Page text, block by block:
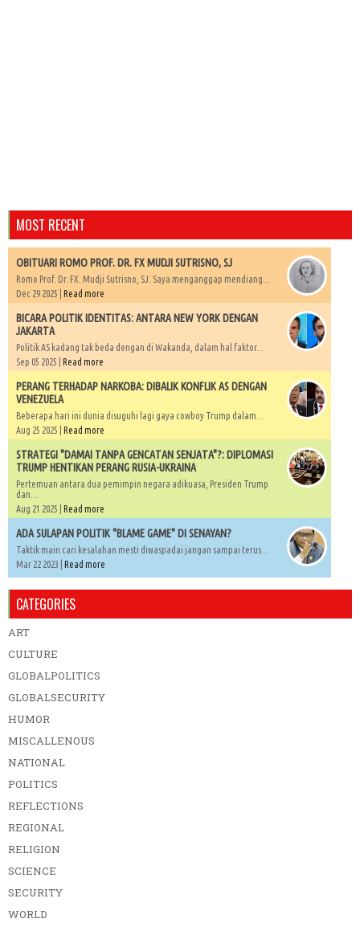
MOST RECENT
OBITUARI ROMO PROF. DR. FX MUDJI SUTRISNO, SJ
Romo Prof. Dr. FX. Mudji Sutrisno, SJ. Saya menganggap mendiang...
Dec 29 2025 | Read more
BICARA POLITIK IDENTITAS: ANTARA NEW YORK DENGAN
JAKARTA
Politik AS kadang tak beda dengan di Wakanda, dalam hal faktor...
Sep 05 2025 | Read more
PERANG TERHADAP NARKOBA: DIBALIK KONFLIK AS DENGAN
VENEZUELA
Beberapa hari ini dunia disuguhi lagi gaya cowboy Trump dalam...
Aug 25 2025 | Read more
STRATEGI "DAMAI TANPA GENCATAN SENJATA"?: DIPLOMASI
TRUMP HENTIKAN PERANG RUSIA-UKRAINA
Pertemuan antara dua pemimpin negara adikuasa, Presiden Trump
dan...
Aug 21 2025 | Read more
ADA SULAPAN POLITIK "BLAME GAME" DI SENAYAN?
Taktik main cari kesalahan mesti diwaspadai jangan sampai terus...
Mar 22 2023 | Read more
CATEGORIES
ART
CULTURE
GLOBALPOLITICS
GLOBALSECURITY
HUMOR
MISCALLENOUS
NATIONAL
POLITICS
REFLECTIONS
REGIONAL
RELIGION
SCIENCE
SECURITY
WORLD